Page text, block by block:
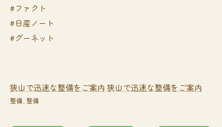
#ファクト
#日産ノート
#グーネット
狭山で迅速な整備をご案内 狭山で迅速な整備をご案内
整備 整備